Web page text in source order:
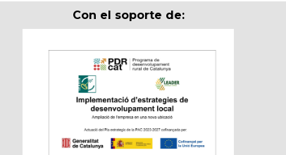
Con el soporte de: